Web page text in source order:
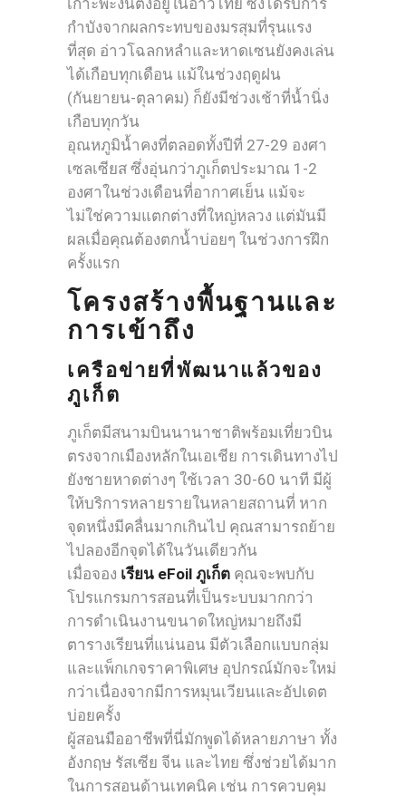
กำบังจากผลกระทบของมรสุมที่รุนแรง
ที่สุด อ่าวโฉลกหลำและหาดเซนยังคงเล่น
ได้เกือบทุกเดือน แม้ในช่วงฤดูฝน
(กันยายน-ตุลาคม) ก็ยังมีช่วงเช้าที่น้ำนิ่ง
เกือบทุกวัน
อุณหภูมิน้ำคงที่ตลอดทั้งปีที่ 27-29 องศา
เซลเซียส ซึ่งอุ่นกว่าภูเก็ตประมาณ 1-2
องศาในช่วงเดือนที่อากาศเย็น แม้จะ
ไม่ใช่ความแตกต่างที่ใหญ่หลวง แต่มันมี
ผลเมื่อคุณต้องตกน้ำบ่อยๆ ในช่วงการฝึก
ครั้งแรก
โครงสร้างพื้นฐานและ
การเข้าถึง
เครือข่ายที่พัฒนาแล้วของ
ภูเก็ต
ภูเก็ตมีสนามบินนานาชาติพร้อมเที่ยวบิน
ตรงจากเมืองหลักในเอเชีย การเดินทางไป
ยังชายหาดต่างๆ ใช้เวลา 30-60 นาที มีผู้
ให้บริการหลายรายในหลายสถานที่ หาก
จุดหนึ่งมีคลื่นมากเกินไป คุณสามารถย้าย
ไปลองอีกจุดได้ในวันเดียวกัน
เมื่อจอง เรียน eFoil ภูเก็ต คุณจะพบกับ
โปรแกรมการสอนที่เป็นระบบมากกว่า
การดำเนินงานขนาดใหญ่หมายถึงมี
ตารางเรียนที่แน่นอน มีตัวเลือกแบบกลุ่ม
และแพ็กเกจราคาพิเศษ อุปกรณ์มักจะใหม่
กว่าเนื่องจากมีการหมุนเวียนและอัปเดต
บ่อยครั้ง
ผู้สอนมืออาชีพที่นี่มักพูดได้หลายภาษา ทั้ง
อังกฤษ รัสเซีย จีน และไทย ซึ่งช่วยได้มาก
ในการสอนด้านเทคนิค เช่น การควบคุม